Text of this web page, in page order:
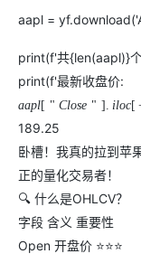
aapl =
print(f'共{len(aapl)}
print(f'最新收盘价:
aapl[ " Close " ] . iloc[
189.25
卧槽！我真的拉到苹
正的量化交易者！
🔍 什么是OHLCV？
字段 含义 重要性
Open 开盘价 ⭐⭐⭐